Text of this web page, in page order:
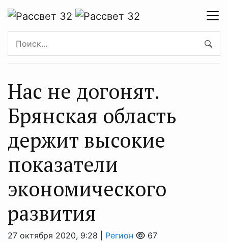
Нас не догонят.
Брянская область
держит высокие
показатели
экономического
развития
27 октября 2020, 9:28 | Регион 67